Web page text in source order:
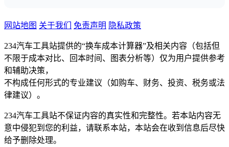
网站地图 关于我们 免责声明 隐私政策
234汽车工具站提供的“换车成本计算器”及相关内容（包括但
不限于成本对比、回本时间、图表分析等）仅为用户提供参考
和辅助决策，
不构成任何形式的专业建议（如购车、财务、投资、税务或法
律建议）。
234汽车工具站不保证内容的真实性和完整性。若本站内容无
意中侵犯到您的利益，请联系本站，本站会在收到信息后尽快
给予删除处理。